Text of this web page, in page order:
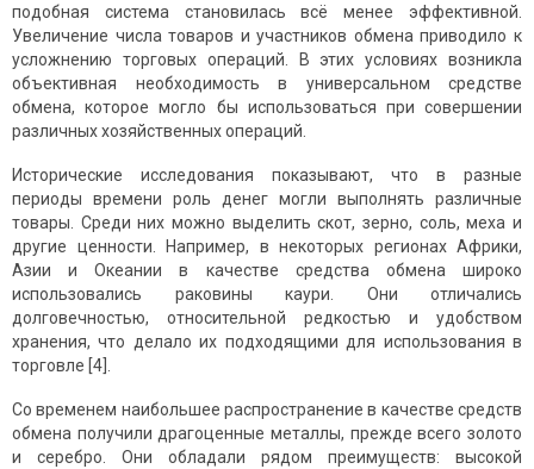
подобная система становилась всё менее эффективной.
Увеличение числа товаров и участников обмена приводило к
усложнению торговых операций. В этих условиях возникла
объективная необходимость в универсальном средстве
обмена, которое могло бы использоваться при совершении
различных хозяйственных операций.
Исторические исследования показывают, что в разные
периоды времени роль денег могли выполнять различные
товары. Среди них можно выделить скот, зерно, соль, меха и
другие ценности. Например, в некоторых регионах Африки,
Азии и Океании в качестве средства обмена широко
использовались раковины каури. Они отличались
долговечностью, относительной редкостью и удобством
хранения, что делало их подходящими для использования в
торговле [4].
Со временем наибольшее распространение в качестве средств
обмена получили драгоценные металлы, прежде всего золото
и серебро. Они обладали рядом преимуществ: высокой